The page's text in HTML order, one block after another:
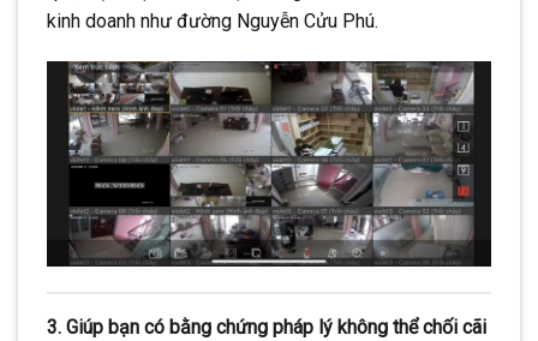
kinh doanh như đường Nguyễn Cửu Phú.
3. Giúp bạn có bằng chứng pháp lý không thể chối cãi